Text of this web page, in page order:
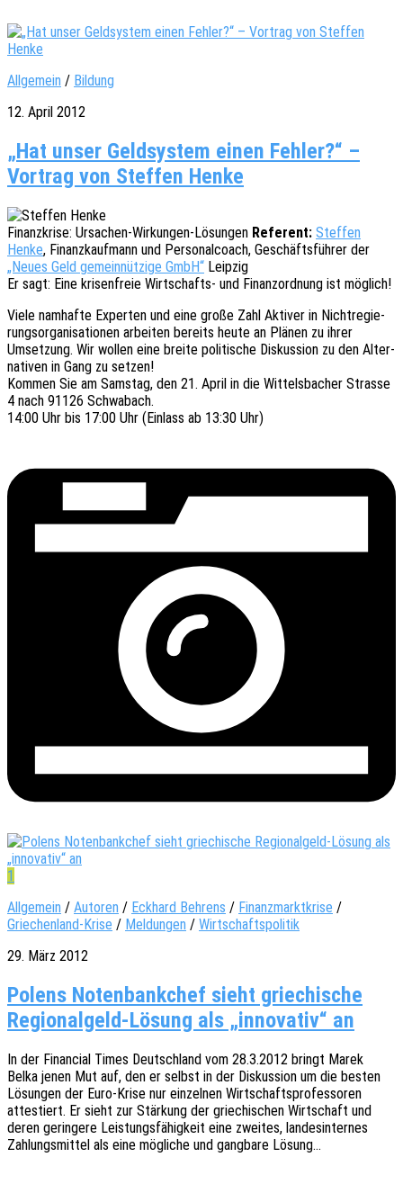
Allgemein / Bildung
12. April 2012
„Hat unser Geldsystem einen Fehler?“ –
Vortrag von Steffen Henke
Finanz­kri­se: Ursa­chen-Wirkun­gen-Lösun­gen Refe­rent: Stef­fen
Henke, Finanz­kauf­mann und Perso­nal­coach, Geschäfts­füh­rer der
„Neues Geld gemein­nüt­zi­ge GmbH“ Leipzig
Er sagt: Eine krisen­freie Wirt­schafts- und Finanz­ord­nung ist möglich!
Viele namhaf­te Exper­ten und eine große Zahl Akti­ver in Nicht­re­gie­
rungs­or­ga­ni­sa­tio­nen arbei­ten bereits heute an Plänen zu ihrer
Umset­zung. Wir wollen eine breite poli­ti­sche Diskus­si­on zu den Alter­
na­ti­ven in Gang zu setzen!
Kommen Sie am Sams­tag, den 21. April in die Wittels­ba­cher Stras­se
4 nach 91126 Schwabach.
14:00 Uhr bis 17:00 Uhr (Einlass ab 13:30 Uhr)
1
Allgemein / Autoren / Eckhard Behrens / Finanzmarktkrise /
Griechenland-Krise / Meldungen / Wirtschaftspolitik
29. März 2012
Polens Notenbankchef sieht griechische
Regionalgeld-Lösung als „innovativ“ an
In der Finan­cial Times Deutsch­land vom 28.3.2012 bringt Marek
Belka jenen Mut auf, den er selbst in der Diskus­si­on um die besten
Lösun­gen der Euro-Krise nur einzel­nen Wirt­schafts­pro­fes­so­ren
attes­tiert. Er sieht zur Stär­kung der grie­chi­schen Wirt­schaft und
deren gerin­ge­re Leis­tungs­fä­hig­keit eine zwei­tes, landes­in­ter­nes
Zahlungs­mit­tel als eine mögli­che und gang­ba­re Lösung…